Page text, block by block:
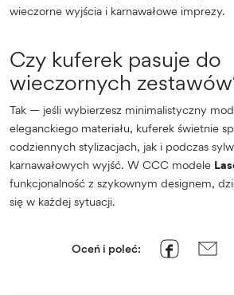
wieczorne wyjścia i karnawałowe imprezy.
Czy kuferek pasuje do
wieczornych
Tak — jeśli wybierzesz minimalistyczny
eleganckiego materiału, kuferek świetnie
codziennych stylizacjach, jak i podczas
karnawałowych wyjść. W CCC modele
funkcjonalność z szykownym designem,
się w każdej sytuacji.
Oceń i poleć: